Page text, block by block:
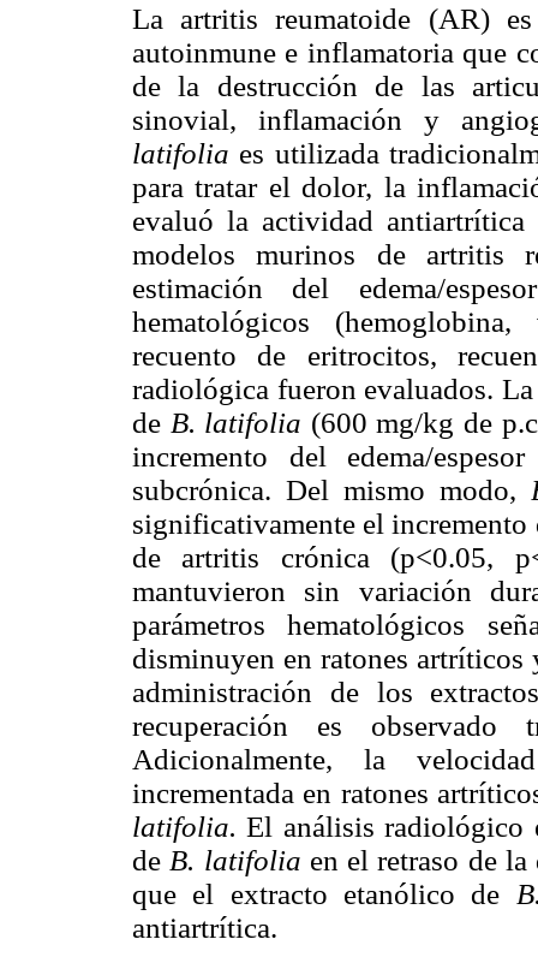
La artritis reumatoide (AR)
autoinmune e inflamatoria que
de la destrucción de las
sinovial, inflamación y
latifolia es utilizada
para tratar el dolor, la
evaluó la actividad
modelos murinos de artritis
estimación del edema/
hematológicos
recuento de eritrocitos,
radiológica fueron evaluados.
de B. latifolia (600 mg/kg de
incremento del edema/
subcrónica. Del mismo modo,
significativamente el incremento
de artritis crónica (p<0.05,
mantuvieron sin variación
parámetros hematológicos
disminuyen en ratones artríticos
administración de los
recuperación es
Adicionalmente, la
incrementada en ratones
latifolia.El análisis radiológico
de B. latifolia en el retraso de
que el extracto etanólico de
antiartrítica.